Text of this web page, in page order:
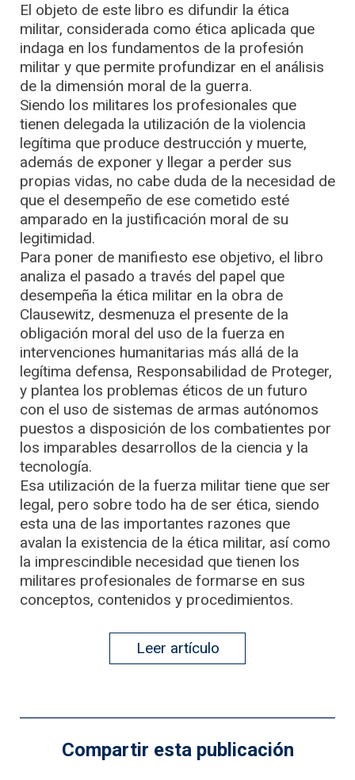
El objeto de este libro es difundir la ética
militar, considerada como ética aplicada que
indaga en los fundamentos de la profesión
militar y que permite profundizar en el análisis
de la dimensión moral de la guerra.
Siendo los militares los profesionales que
tienen delegada la utilización de la violencia
legítima que produce destrucción y muerte,
además de exponer y llegar a perder sus
propias vidas, no cabe duda de la necesidad de
que el desempeño de ese cometido esté
amparado en la justificación moral de su
legitimidad.
Para poner de manifiesto ese objetivo, el libro
analiza el pasado a través del papel que
desempeña la ética militar en la obra de
Clausewitz, desmenuza el presente de la
obligación moral del uso de la fuerza en
intervenciones humanitarias más allá de la
legítima defensa, Responsabilidad de Proteger,
y plantea los problemas éticos de un futuro
con el uso de sistemas de armas autónomos
puestos a disposición de los combatientes por
los imparables desarrollos de la ciencia y la
tecnología.
Esa utilización de la fuerza militar tiene que ser
legal, pero sobre todo ha de ser ética, siendo
esta una de las importantes razones que
avalan la existencia de la ética militar, así como
la imprescindible necesidad que tienen los
militares profesionales de formarse en sus
conceptos, contenidos y procedimientos.
Leer artículo
Compartir esta publicación